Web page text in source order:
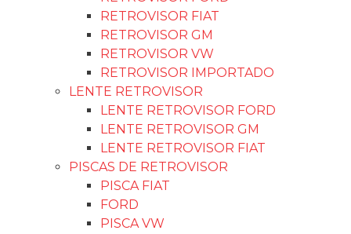
RETROVISOR FIAT
RETROVISOR GM
RETROVISOR VW
RETROVISOR IMPORTADO
LENTE RETROVISOR
LENTE RETROVISOR FORD
LENTE RETROVISOR GM
LENTE RETROVISOR FIAT
PISCAS DE RETROVISOR
PISCA FIAT
FORD
PISCA VW